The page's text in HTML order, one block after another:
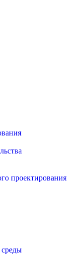
проектирования